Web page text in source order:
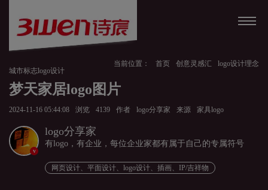
当前位置： 首页 创意灵感汇
logo设计理念
城市标志logo设计
梦天家居logo图片
2024-11-16 05:44:08 浏览 4139 作者 logo分享家 来源 家具logo
v
logo分享家
有logo，有企业，每位企业家都有属于自己的专属符号
网页设计、平面设计、logo设计、插画、IP/吉祥物